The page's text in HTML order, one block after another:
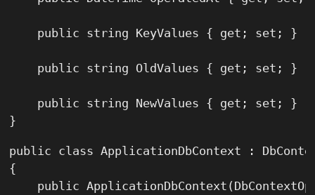
    public string KeyValues { get; set; }
    public string OldValues { get; set; }
    public string NewValues { get; set; }
}
public class ApplicationDbContext :
{
public